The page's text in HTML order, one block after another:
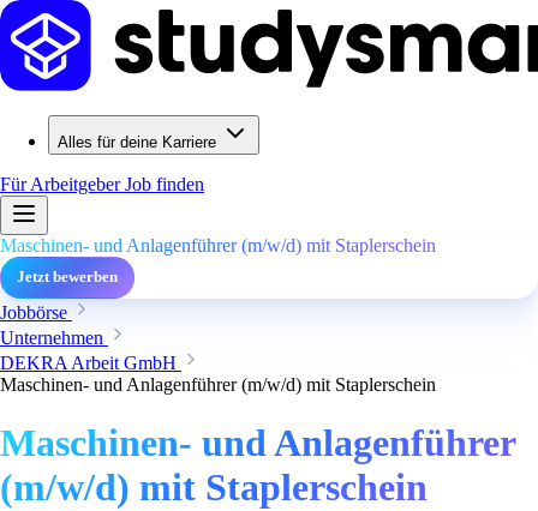
Alles für deine Karriere
Für ArbeitgeberJob finden
Maschinen- und Anlagenführer (m/w/d) mit Staplerschein
Jetzt bewerben
Jobbörse
Unternehmen
DEKRA Arbeit GmbH
Maschinen- und Anlagenführer (m/w/d) mit Staplerschein
Maschinen- und Anlagenführer
(m/w/d) mit Staplerschein